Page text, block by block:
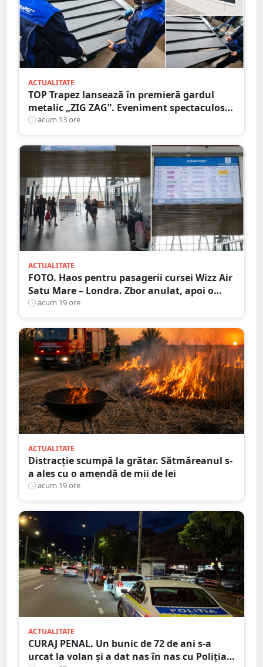
ACTUALITATE
TOP Trapez lansează în premieră gardul
metalic „ZIG ZAG”. Eveniment spectaculos
în Grădina Romei
acum 13 ore
ACTUALITATE
FOTO. Haos pentru pasagerii cursei Wizz Air
Satu Mare – Londra. Zbor anulat, apoi o
nouă întârziere. Fără explicații clare
acum 19 ore
ACTUALITATE
Distracție scumpă la grătar. Sătmăreanul s-
a ales cu o amendă de mii de lei
acum 19 ore
ACTUALITATE
CURAJ PENAL. Un bunic de 72 de ani s-a
urcat la volan și a dat nas în nas cu Poliția